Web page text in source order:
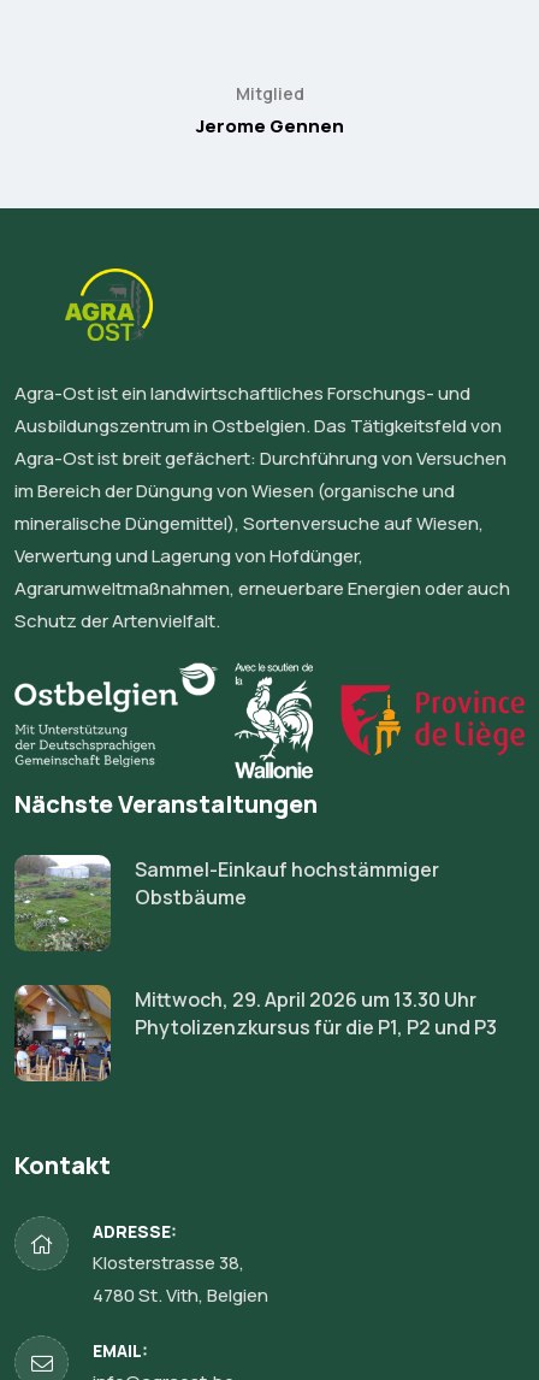
Mitglied
Jerome Gennen
Agra-Ost ist ein landwirtschaftliches Forschungs- und
Ausbildungszentrum in Ostbelgien. Das Tätigkeitsfeld von
Agra-Ost ist breit gefächert: Durchführung von Versuchen
im Bereich der Düngung von Wiesen (organische und
mineralische Düngemittel), Sortenversuche auf Wiesen,
Verwertung und Lagerung von Hofdünger,
Agrarumweltmaßnahmen, erneuerbare Energien oder auch
Schutz der Artenvielfalt.
Nächste Veranstaltungen
Kontakt
ADRESSE:
Klosterstrasse 38,
4780 St. Vith, Belgien
EMAIL: